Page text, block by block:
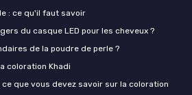
: ce qu'il faut savoir
du casque LED pour les cheveux ?
de la poudre de perle ?
coloration Khadi
que vous devez savoir sur la coloration